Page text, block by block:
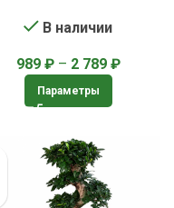
В наличии
989 ₽ – 2 789 ₽
Параметры